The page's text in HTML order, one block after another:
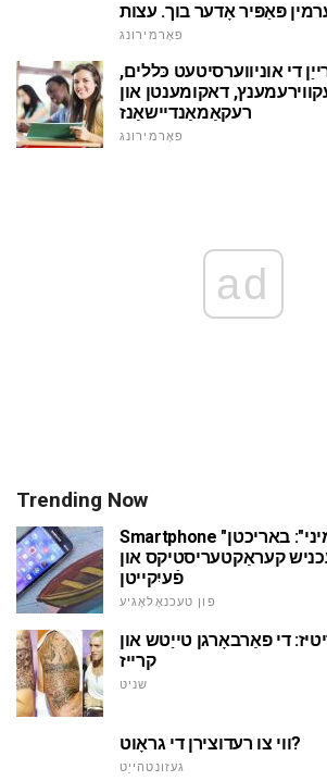
פאָרמירונג
די אוניווערסיטעט כּללים,
דאקומענטן און
רעקאַמאַנדיישאַנז
פאָרמירונג
ad
Trending Now
Smartphone "סאַמסונג דזש 1 מיני": באריכטן
קעראַקטעריסטיקס און
פֿעיִקייטן
פון טעכנאָלאָגיע
די פאַרבאָרגן טייַטש און
קרייז
שניט
ווי צו רעדוצירן די גראָוט?
געזונטהייַט